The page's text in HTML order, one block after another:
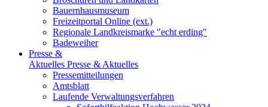
Bauernhausmuseum
Freizeitportal Online (ext.)
Regionale Landkreismarke "echt erding"
Badeweiher
Presse &
Aktuelles Presse & Aktuelles
Pressemitteilungen
Amtsblatt
Laufende Verwaltungsverfahren